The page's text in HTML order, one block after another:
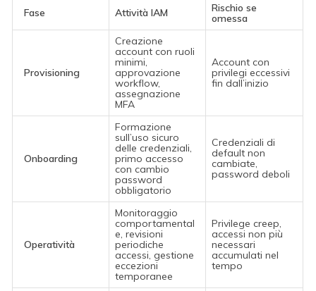
Fase Attività IAM
Rischio se
omessa
Provisioning
Creazione
account con ruoli
minimi,
approvazione
workflow,
assegnazione
MFA
Account con
privilegi eccessivi
fin dall’inizio
Onboarding
Formazione
sull’uso sicuro
delle credenziali,
primo accesso
con cambio
password
obbligatorio
Credenziali di
default non
cambiate,
password deboli
Operatività
Monitoraggio
comportamental
e, revisioni
periodiche
accessi, gestione
eccezioni
temporanee
Privilege creep,
accessi non più
necessari
accumulati nel
tempo